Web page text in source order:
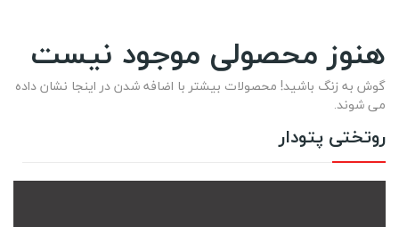
روتختی پتودار
هنوز محصولی موجود نیست
گوش به زنگ باشید! محصولات بیشتر با اضافه شدن در اینجا نشان داده
می شوند.